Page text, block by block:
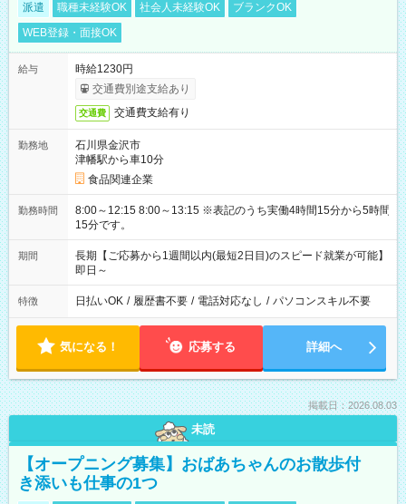
派遣 職種未経験OK 社会人未経験OK
ブランクOK
WEB登録・面接OK
給与
時給1230円
交通費別途支給あり
交通費 交通費支給有り
勤務地
石川県金沢市
津幡駅から車10分
食品関連企業
勤務時間
8:00～12:15 8:00～13:15 ※表記のうち実働4時間15分から5時間
15分です。
期間
長期【ご応募から1週間以内(最短2日目)のスピード就業が可能】
即日～
特徴 日払いOK / 履歴書不要 / 電話対応なし / パソコンスキル不要
気になる！ 応募する 詳細へ
掲載日：2026.08.03
未読
【オープニング募集】おばあちゃんのお散歩付
き添いも仕事の1つ